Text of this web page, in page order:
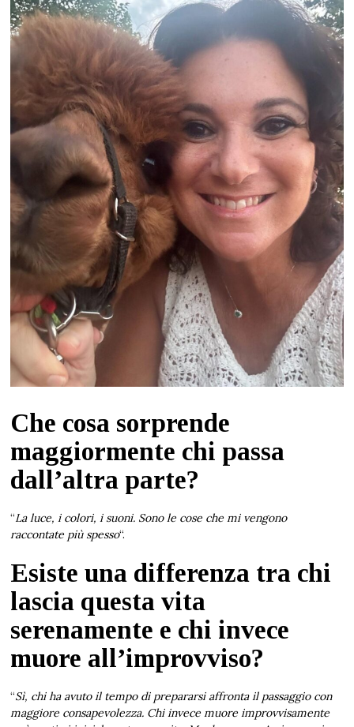
Che cosa sorprende
maggiormente chi passa
dall’altra parte?
“La luce, i colori, i suoni. Sono le cose che mi vengono
raccontate più spesso“.
Esiste una differenza tra chi
lascia questa vita
serenamente e chi invece
muore all’improvviso?
“Sì, chi ha avuto il tempo di prepararsi affronta il passaggio con
maggiore consapevolezza. Chi invece muore improvvisamente